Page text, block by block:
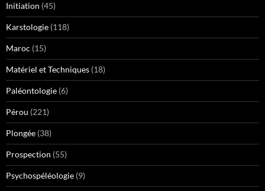
Initiation (45)
Karstologie (118)
Maroc (15)
Matériel et Techniques (18)
Paléontologie (6)
Pérou (221)
Plongée (38)
Prospection (55)
Psychospéléologie (9)